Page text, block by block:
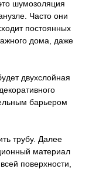
шумозоляция
Часто они
постоянных
дома, даже
двухслойная
барьером
трубу. Далее
материал
поверхности,